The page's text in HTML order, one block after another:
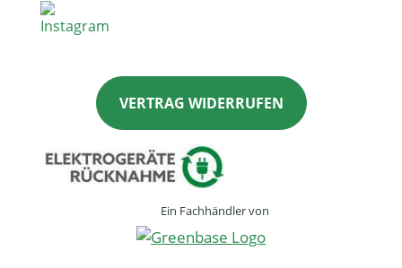
VERTRAG WIDERRUFEN
Ein Fachhändler von